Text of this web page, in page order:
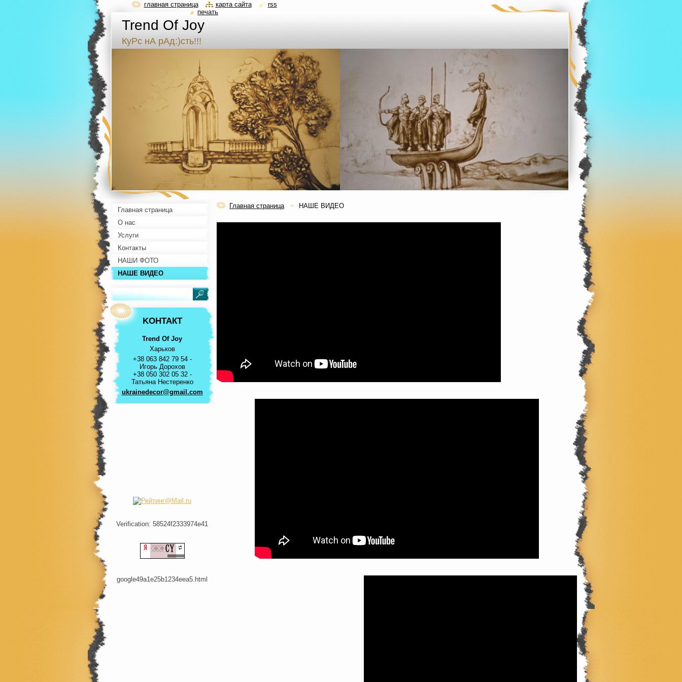
Trend Of Joy
КуРс нА рАд:)сть!!!
Главная страница НАШЕ ВИДЕО
Главная страница
О нас
Услуги
Контакты
НАШИ ФОТО
НАШЕ ВИДЕО
KOНТАКТ
Trend Of Joy
Харьков
+38 063 842 79 54 -
Игорь Дорохов
+38 050 302 05 32 -
Татьяна Нестеренко
ukrainedecor@gmail.com
Verification: 58524f2333974e41
google49a1e25b1234eea5.html
главная страница карта сайта
rss
печать